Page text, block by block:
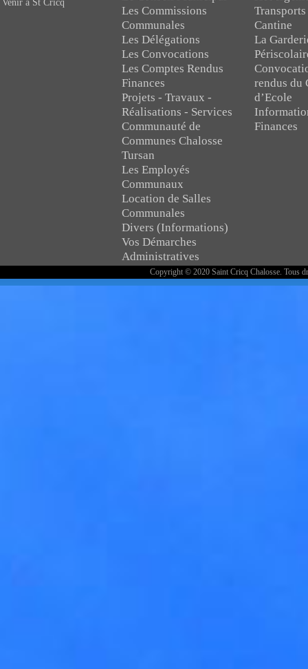
Venir à St Cricq
Les Commissions
Communales
Les Délégations
Les Convocations
Les Comptes Rendus
Finances
Projets - Travaux -
Réalisations - Services
Communauté de
Communes Chalosse
Tursan
Les Employés
Communaux
Location de Salles
Communales
Divers (Informations)
Vos Démarches
Administratives
Cantine
La
rendus du
d’Ecole
Finances
Copyright © 2020 Saint Cricq Chalosse. Tous